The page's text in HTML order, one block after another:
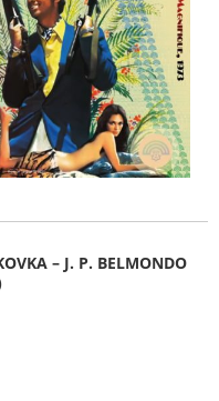
– J. P. BELMONDO